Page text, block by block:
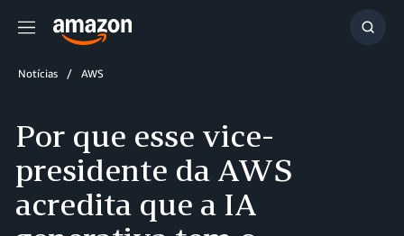
Menu
Notícias AWS
Por que esse vice-
presidente da AWS
acredita que a IA